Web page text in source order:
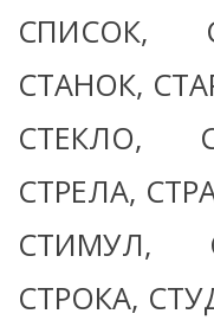
СПИСОК,
СТАНОК,
СТЕКЛО,
СТРЕЛА,
СТИМУЛ,
СТРОКА,